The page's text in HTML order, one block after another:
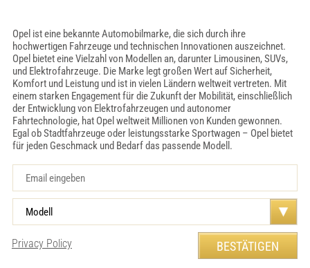
Opel ist eine bekannte Automobilmarke, die sich durch ihre
hochwertigen Fahrzeuge und technischen Innovationen auszeichnet.
Opel bietet eine Vielzahl von Modellen an, darunter Limousinen, SUVs,
und Elektrofahrzeuge. Die Marke legt großen Wert auf Sicherheit,
Komfort und Leistung und ist in vielen Ländern weltweit vertreten. Mit
einem starken Engagement für die Zukunft der Mobilität, einschließlich
der Entwicklung von Elektrofahrzeugen und autonomer
Fahrtechnologie, hat Opel weltweit Millionen von Kunden gewonnen.
Egal ob Stadtfahrzeuge oder leistungsstarke Sportwagen – Opel bietet
für jeden Geschmack und Bedarf das passende Modell.
Privacy Policy